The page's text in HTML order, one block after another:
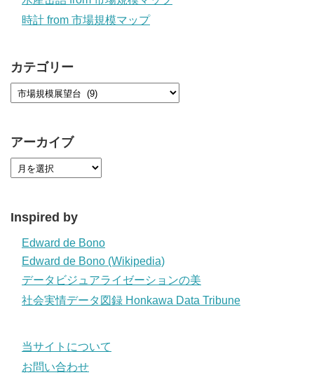
時計 from 市場規模マップ
カテゴリー
アーカイブ
Inspired by
Edward de Bono
Edward de Bono (Wikipedia)
データビジュアライゼーションの美
社会実情データ図録 Honkawa Data Tribune
当サイトについて
お問い合わせ